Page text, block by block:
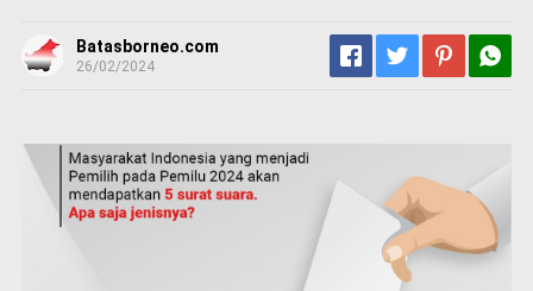
k
i
m
Batasborneo.com
26/02/2024